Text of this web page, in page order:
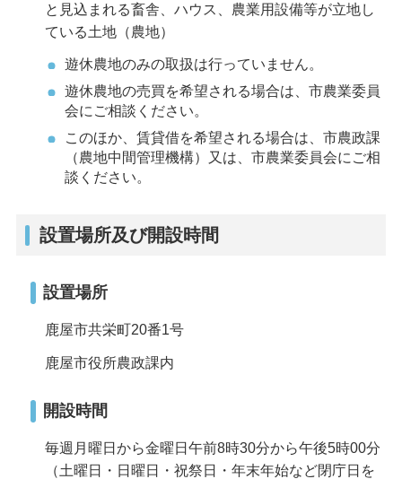
と見込まれる畜舎、ハウス、農業用設備等が立地し
ている土地（農地）
遊休農地のみの取扱は行っていません。
遊休農地の売買を希望される場合は、市農業委員
会にご相談ください。
このほか、賃貸借を希望される場合は、市農政課
（農地中間管理機構）又は、市農業委員会にご相
談ください。
設置場所及び開設時間
設置場所
鹿屋市共栄町20番1号
鹿屋市役所農政課内
開設時間
毎週月曜日から金曜日午前8時30分から午後5時00分
（土曜日・日曜日・祝祭日・年末年始など閉庁日を